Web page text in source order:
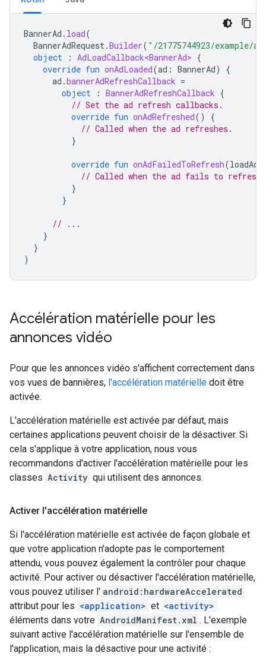
BannerAd . load(
BannerAdRequest.Builder( "/21775744923/example/
object
: AdLoadCallback<BannerAd> {
override fun onAdLoaded(ad : BannerAd)
{
ad .bannerAdRefreshCallback =
object
: BannerAdRefreshCallback {
// Set the ad refresh callbacks.
override fun onAdRefreshed()
{
// Called when the ad refreshes.
}
override fun onAdFailedToRefresh(
// Called when the ad fails to refresh.
}
}
// ...
}
}
)
Accélération matérielle pour les
annonces vidéo
Pour que les annonces vidéo s'affichent correctement dans
vos vues de bannières, l'accélération matérielle doit être
activée.
L'accélération matérielle est activée par défaut, mais
certaines applications peuvent choisir de la désactiver. Si
cela s'applique à votre application, nous vous
recommandons d'activer l'accélération matérielle pour les
classes Activity qui utilisent des annonces.
Activer l'accélération matérielle
Si l'accélération matérielle est activée de façon globale et
que votre application n'adopte pas le comportement
attendu, vous pouvez également la contrôler pour chaque
activité. Pour activer ou désactiver l'accélération matérielle,
vous pouvez utiliser l' android:hardwareAccelerated
attribut pour les <application> et <activity>
éléments dans votre AndroidManifest.xml . L'exemple
suivant active l'accélération matérielle sur l'ensemble de
l'application, mais la désactive pour une activité :